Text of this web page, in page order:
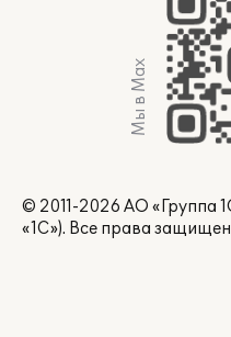
Мы в Max
© 2011-2026 АО «Группа
«1С»). Все права